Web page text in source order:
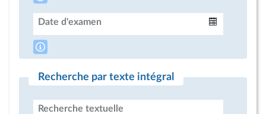
Date d'examen
Recherche par texte intégral
Recherche textuelle